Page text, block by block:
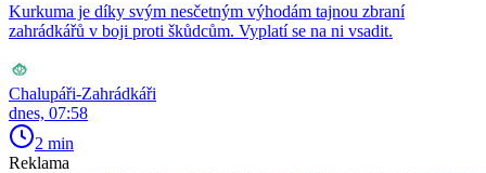
Kurkuma je díky svým nesčetným výhodám tajnou zbraní
zahrádkářů v boji proti škůdcům. Vyplatí se na ni vsadit.
Chalupáři-Zahrádkáři
dnes, 07:58
2 min
Reklama